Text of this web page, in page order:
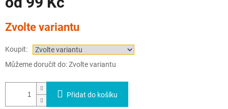
cena:
Zvolte variantu
Koupit:
Můžeme doručit do:Zvolte variantu
Přidat do košíku